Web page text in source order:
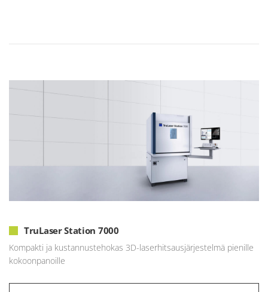
TruLaser Station 7000
Kompakti ja kustannustehokas 3D-laserhitsausjärjestelmä pienille
kokoonpanoille